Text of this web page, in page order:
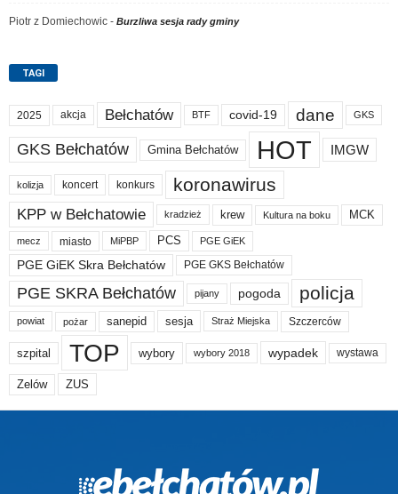
Piotr z Domiechowic - Burzliwa sesja rady gminy
TAGI
2025 akcja Bełchatów BTF covid-19 dane GKS
GKS Bełchatów Gmina Bełchatów HOT IMGW
kolizja koncert konkurs koronawirus
KPP w Bełchatowie kradzież krew Kultura na boku MCK
mecz miasto MiPBP PCS PGE GiEK
PGE GiEK Skra Bełchatów PGE GKS Bełchatów
PGE SKRA Bełchatów pijany pogoda policja
powiat pożar sanepid sesja Straż Miejska Szczerców
szpital TOP wybory wybory 2018 wypadek wystawa
Zelów ZUS